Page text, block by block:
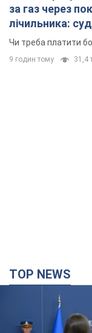
за газ через
лічильника:
неочікуване
Чи треба платити
9 годин тому 31,4
TOP NEWS